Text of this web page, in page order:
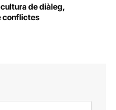
de diàleg,
conflictes